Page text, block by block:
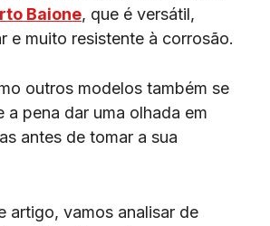
Baione, que é versátil,
e muito resistente à corrosão.
outros modelos também se
a pena dar uma olhada em
antes de tomar a sua
artigo, vamos analisar de